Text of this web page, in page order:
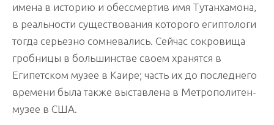
имена в историю и обессмертив имя Тутанхамона,
в реальности существования которого египтологи
тогда серьезно сомневались. Сейчас сокровища
гробницы в большинстве своем хранятся в
Египетском музее в Каире; часть их до последнего
времени была также выставлена в Метрополитен-
музее в США.